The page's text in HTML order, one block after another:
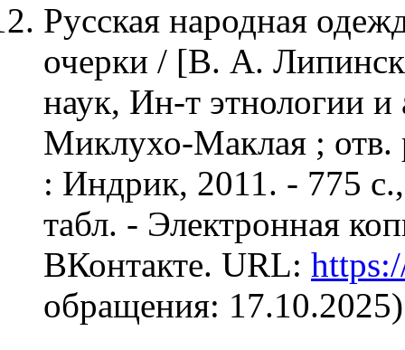
Русская народная
очерки / [В. А.
наук, Ин-т этнологии
Миклухо-Маклая ;
: Индрик, 2011. - 775
табл. - Электронная
ВКонтакте. URL:
обращения: